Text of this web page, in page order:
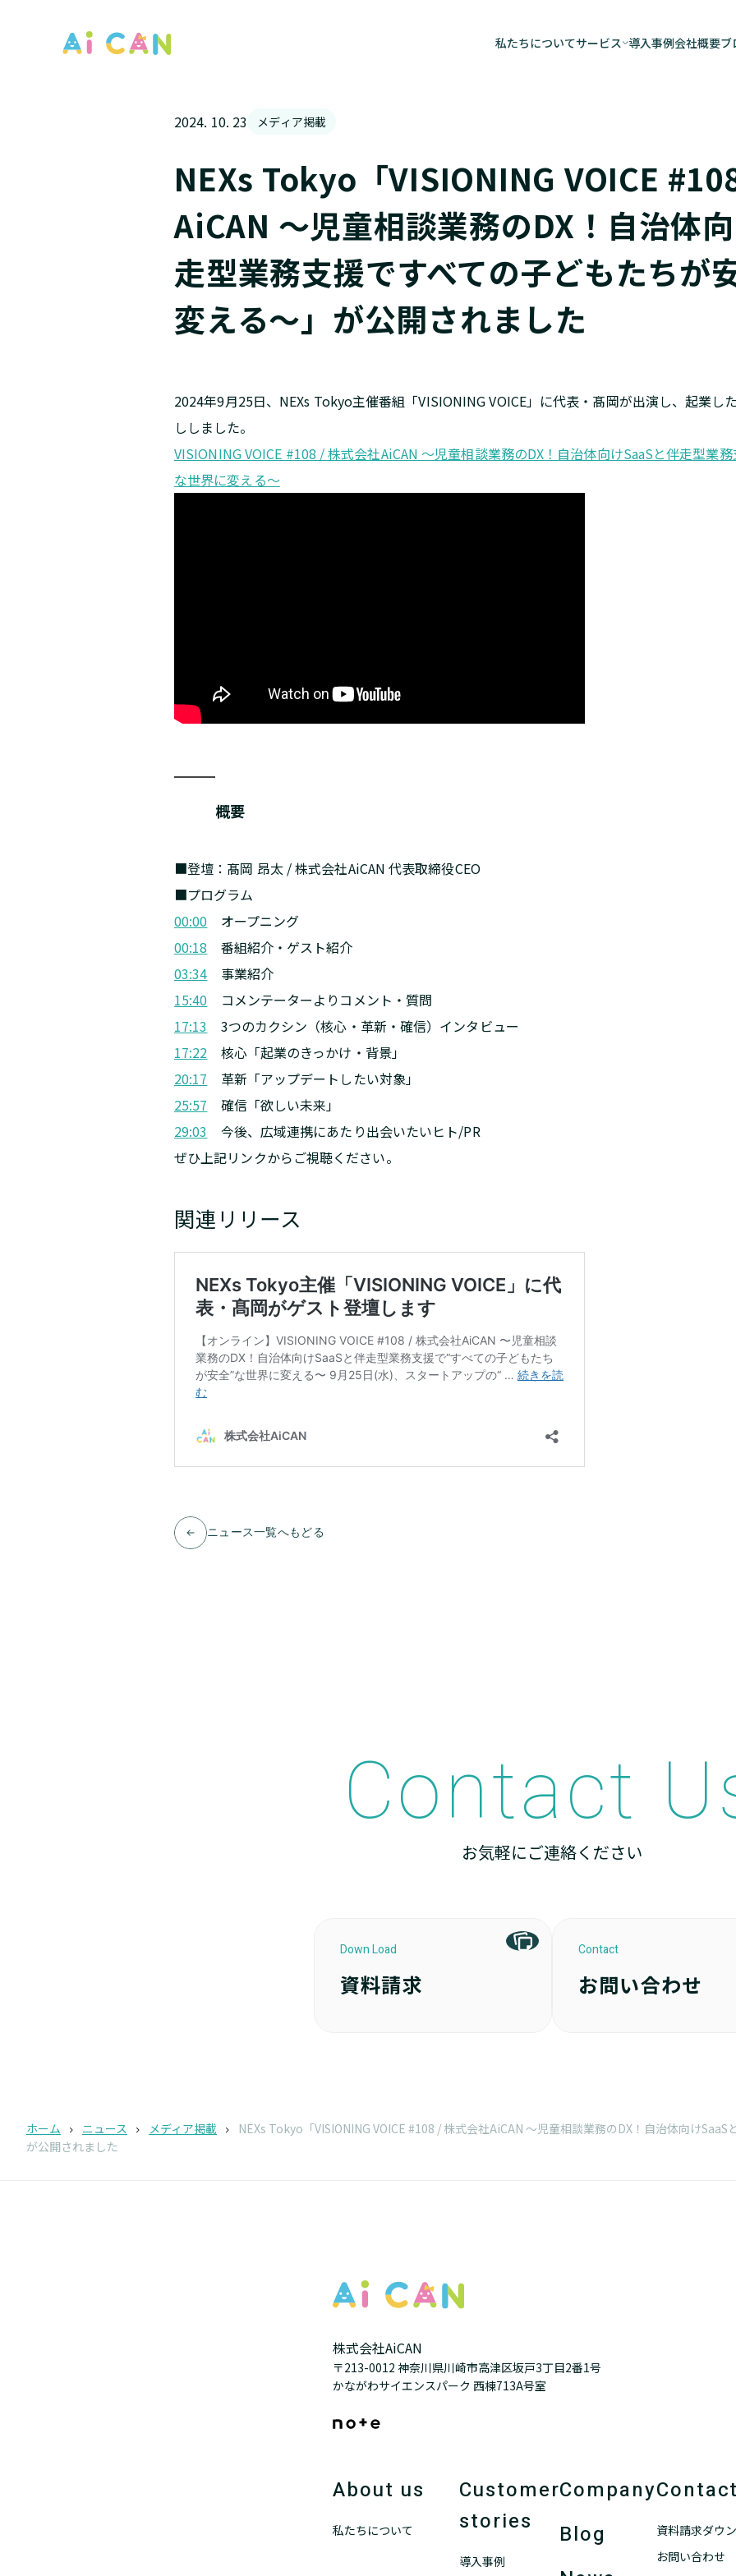
私たちについてサービス
調査研究事業
導入事例会社概要ブ
2024. 10. 23 メディア掲載
NEXs Tokyo「VISIONING VOICE
AiCAN 〜児童相談業務のDX！自治体
走型業務支援ですべての子どもたちが
変える〜」が公開されました
2024年9月25日、NEXs Tokyo主催番組「VISIONING VOICE」に代表・髙岡が出演し、起業し
ししました。
VISIONING VOICE #108 / 株式会社AiCAN 〜児童相談業務のDX！自治体向けSaaSと伴走型業
な世界に変える〜
概要
■登壇：髙岡 昂太 / 株式会社AiCAN 代表取締役CEO
■プログラム
00:00 オープニング
00:18 番組紹介・ゲスト紹介
03:34 事業紹介
15:40 コメンテーターよりコメント・質問
17:13 3つのカクシン（核心・革新・確信）インタビュー
17:22 核心「起業のきっかけ・背景」
20:17 革新「アップデートしたい対象」
25:57 確信「欲しい未来」
29:03 今後、広域連携にあたり出会いたいヒト/PR
ぜひ上記リンクからご視聴ください。
関連リリース
ニュース一覧へもどる
Contact
お気軽にご連絡ください
Down Load
資料請求
Contact
お問い合わせ
ホーム ニュース メディア掲載
NEXs Tokyo「VISIONING VOICE #108 / 株式会社AiCAN 〜児童相談業務のDX！自治体向け
が公開されました
株式会社AiCAN
〒213-0012 神奈川県川崎市高津区坂戸3丁目2番1号
かながわサイエンスパーク 西棟713A号室
About us
私たちについて
Customer
stories
導入事例
Company
Blog
資料請求ダウ
お問い合わせ